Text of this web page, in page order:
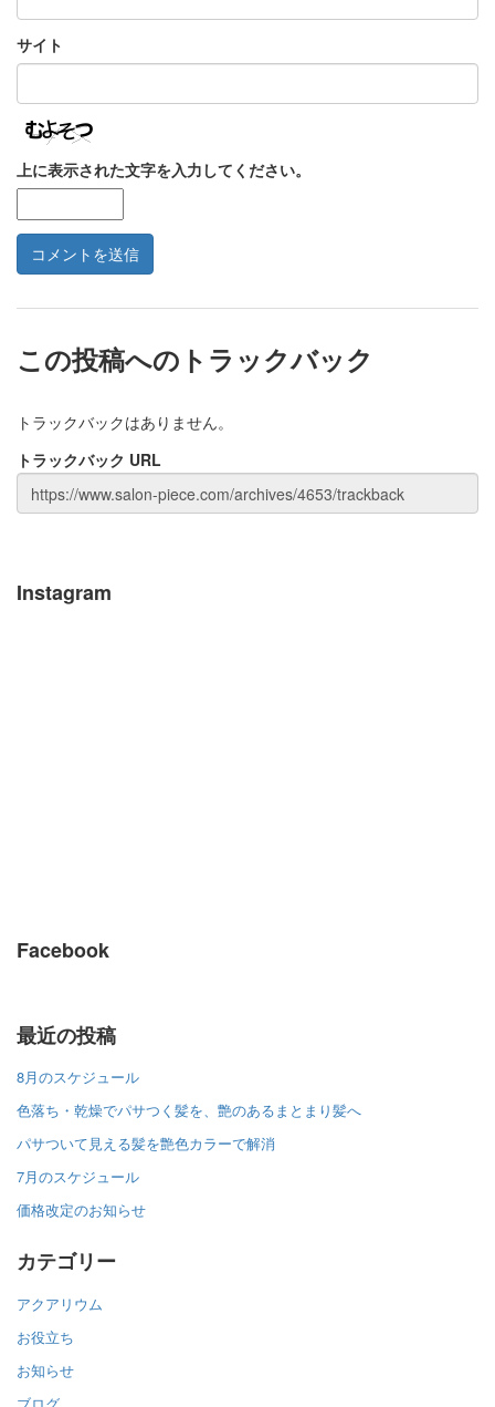
サイト
上に表示された文字を入力してください。
この投稿へのトラックバック
トラックバックはありません。
トラックバック URL
Instagram
Facebook
最近の投稿
8月のスケジュール
色落ち・乾燥でパサつく髪を、艶のあるまとまり髪へ
パサついて見える髪を艶色カラーで解消
7月のスケジュール
価格改定のお知らせ
カテゴリー
アクアリウム
お役立ち
お知らせ